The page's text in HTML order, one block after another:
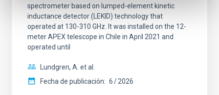
spectrometer based on lumped-element kinetic
inductance detector (LEKID) technology that
operated at 130-310 GHz. It was installed on the 12-
meter APEX telescope in Chile in April 2021 and
operated until
Lundgren, A. et al.
Fecha de publicación: 6 2026